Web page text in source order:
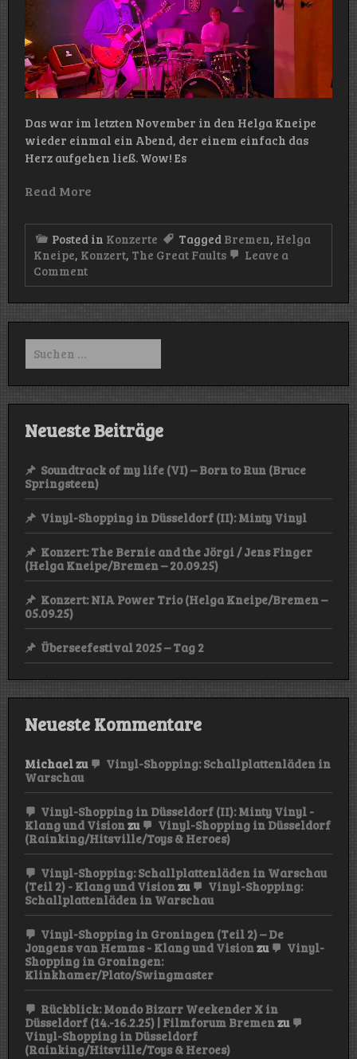
Das war im letzten November in den Helga Kneipe
wieder einmal ein Abend, der einem einfach das
Herz aufgehen ließ. Wow! Es
Read More
Posted in Konzerte Tagged Bremen, Helga
Kneipe, Konzert, The Great Faults
Leave a
Commenton
Konzert:
Faults
(Helga
–
Suchen
nach:
Neueste Beiträge
Soundtrack of my life (VI) – Born to Run (Bruce
Springsteen)
Vinyl-Shopping in Düsseldorf (II): Minty Vinyl
Konzert: The Bernie and the Jörgi / Jens Finger
(Helga Kneipe/Bremen – 20.09.25)
Konzert: NIA Power Trio (Helga Kneipe/Bremen –
05.09.25)
Überseefestival 2025 – Tag 2
Neueste Kommentare
Michaelzu
Vinyl-Shopping: Schallplattenläden in
Warschau
Vinyl-Shopping in Düsseldorf (II): Minty Vinyl -
Klang und Visionzu
Vinyl-Shopping in Düsseldorf
(Rainking/Hitsville/Toys & Heroes)
Vinyl-Shopping: Schallplattenläden in Warschau
(Teil 2) - Klang und Visionzu
Vinyl-Shopping:
Schallplattenläden in Warschau
Vinyl-Shopping in Groningen (Teil 2) – De
Jongens van Hemms - Klang und Visionzu
Vinyl-
Shopping in Groningen:
Klinkhamer/Plato/Swingmaster
Rückblick: Mondo Bizarr Weekender X in
Düsseldorf (14.-16.2.25) | Filmforum Bremenzu
Vinyl-Shopping in Düsseldorf
(Rainking/Hitsville/Toys & Heroes)